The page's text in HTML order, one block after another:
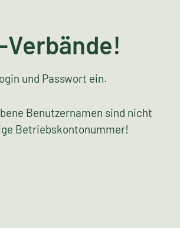
und Passwort ein.
Benutzernamen sind nicht
Betriebskontonummer!